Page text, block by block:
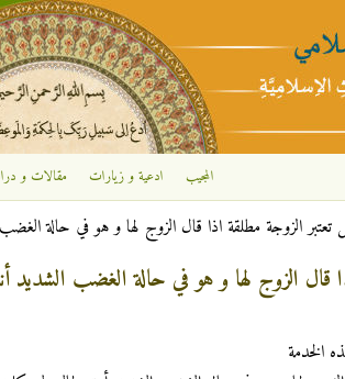
تجاوز إلى المحتوى الرئيسي
المجيب ادعية و زيارات مقالات و
تعتبر الزوجة مطلقة اذا قال الزوج لها و هو في حالة
قال الزوج لها و هو في حالة الغضب
الخدمة